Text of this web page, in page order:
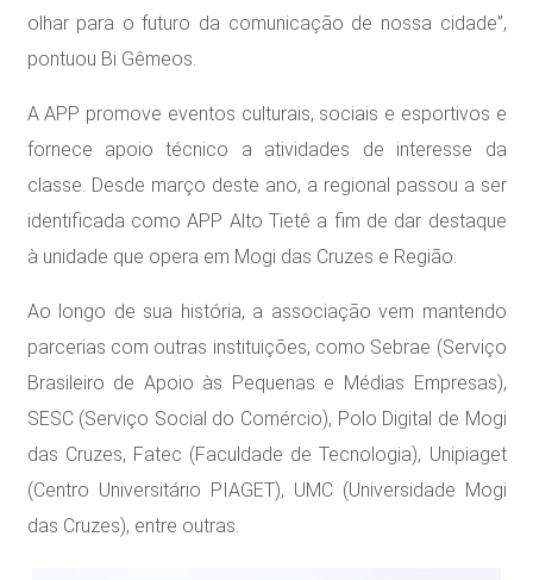
olhar para o futuro da comunicação de nossa cidade”,
pontuou Bi Gêmeos.
A APP promove eventos culturais, sociais e esportivos e
fornece apoio técnico a atividades de interesse da
classe. Desde março deste ano, a regional passou a ser
identificada como APP Alto Tietê a fim de dar destaque
à unidade que opera em Mogi das Cruzes e Região.
Ao longo de sua história, a associação vem mantendo
parcerias com outras instituições, como Sebrae (Serviço
Brasileiro de Apoio às Pequenas e Médias Empresas),
SESC (Serviço Social do Comércio), Polo Digital de Mogi
das Cruzes, Fatec (Faculdade de Tecnologia), Unipiaget
(Centro Universitário PIAGET), UMC (Universidade Mogi
das Cruzes), entre outras.